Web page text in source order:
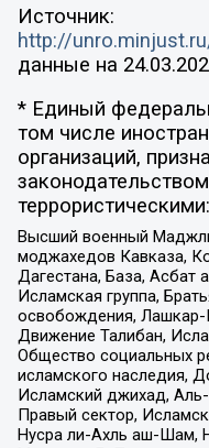
Источник:
http://
данные на
* Единый
том числе
организаций,
террористическими:
Высший военный
моджахедов Кавказа,
Дагестана, База, Асбат
Исламская группа,
освобождения, Лашкар-
Движение Талибан,
Общество социальных
исламского наследия,
Исламский джихад,
Правый сектор,
Нусра ли-Ахль аш-Шам,